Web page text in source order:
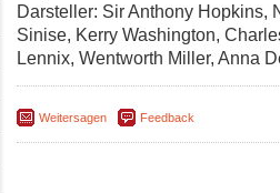
Darsteller: Sir Anthony Hopkins,
Sinise, Kerry Washington,
Lennix, Wentworth Miller,
Weitersagen Feedback